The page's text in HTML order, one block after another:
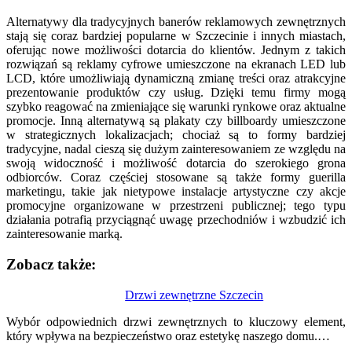
Alternatywy dla tradycyjnych banerów reklamowych zewnętrznych
stają się coraz bardziej popularne w Szczecinie i innych miastach,
oferując nowe możliwości dotarcia do klientów. Jednym z takich
rozwiązań są reklamy cyfrowe umieszczone na ekranach LED lub
LCD, które umożliwiają dynamiczną zmianę treści oraz atrakcyjne
prezentowanie produktów czy usług. Dzięki temu firmy mogą
szybko reagować na zmieniające się warunki rynkowe oraz aktualne
promocje. Inną alternatywą są plakaty czy billboardy umieszczone
w strategicznych lokalizacjach; chociaż są to formy bardziej
tradycyjne, nadal cieszą się dużym zainteresowaniem ze względu na
swoją widoczność i możliwość dotarcia do szerokiego grona
odbiorców. Coraz częściej stosowane są także formy guerilla
marketingu, takie jak nietypowe instalacje artystyczne czy akcje
promocyjne organizowane w przestrzeni publicznej; tego typu
działania potrafią przyciągnąć uwagę przechodniów i wzbudzić ich
zainteresowanie marką.
Zobacz także:
Drzwi zewnętrzne Szczecin
Wybór odpowiednich drzwi zewnętrznych to kluczowy element,
który wpływa na bezpieczeństwo oraz estetykę naszego domu.…
wpisu